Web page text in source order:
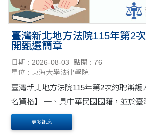
臺灣新北地方法院115年第2
開甄選簡章
日期 : 2026-08-03
點閱 : 76
單位 : 東海大學法律學院
臺灣新北地方法院115年第2次約聘辯護人
名資格】 一、具中華民國國籍，並於臺
無他國國籍者。 二、國內外大專院校以
有中華民國律師證書，並在中華民國執....
更多訊息